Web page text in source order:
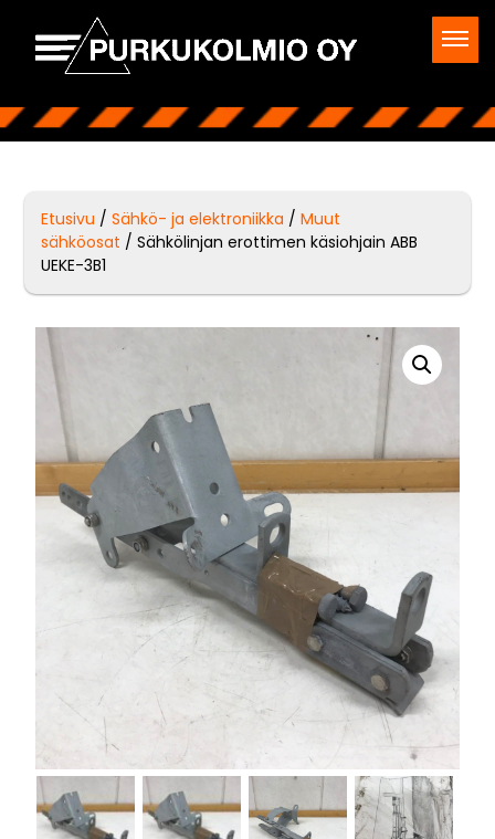
Etusivu /Sähkö- ja elektroniikka /Muut
sähköosat / Sähkölinjan erottimen käsiohjain ABB
UEKE-3B1